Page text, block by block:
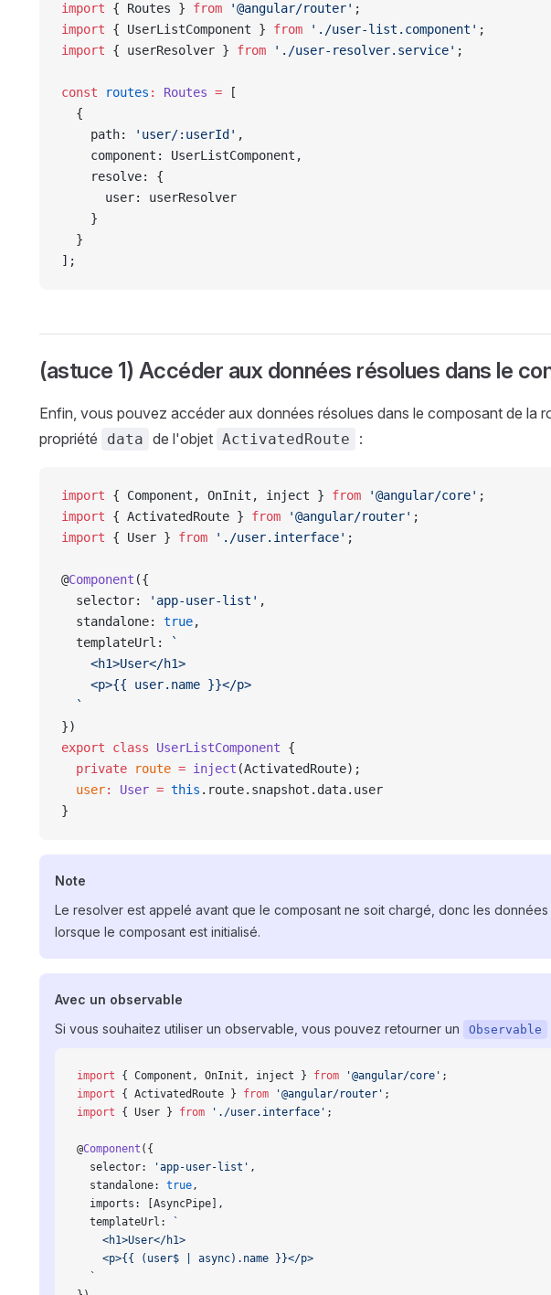
import { Routes } from '@angular/router' ;
import { UserListComponent } from './user-list.component' ;
import { userResolver } from './user-resolver.service' ;
const routes : Routes = [
  {
    path:
'user/:userId' ,
    component: UserListComponent,
    resolve: {
      user: userResolver
    }
  }
];
(astuce 1) Accéder aux données résolues dans le
Enfin, vous pouvez accéder aux données résolues dans le composant de la
propriété
data de l'objet ActivatedRoute :
import { Component, OnInit, inject } from '@angular/core' ;
import { ActivatedRoute } from '@angular/router' ;
import { User } from './user.interface' ;
@Component ({
  selector:
'app-user-list' ,
  standalone:
true,
  templateUrl:
`
    <h1>User</h1>
    <p>{{ user.name }}</p>
  `
})
export class UserListComponent {
  private
route = inject (ActivatedRoute);
  user
: User = this .route.snapshot.data.user
}
Note
Le resolver est appelé avant que le composant ne soit chargé, donc les
lorsque le composant est initialisé.
Avec un observable
Si vous souhaitez utiliser un observable, vous pouvez retourner un
Observable
import { Component, OnInit, inject } from '@angular/core' ;
import { ActivatedRoute } from '@angular/router' ;
import { User } from './user.interface' ;
@Component ({
  selector:
'app-user-list' ,
  standalone:
true,
  imports: [AsyncPipe],
  templateUrl:
`
    <h1>User</h1>
    <p>{{ (user$ | async).name }}</p>
  `